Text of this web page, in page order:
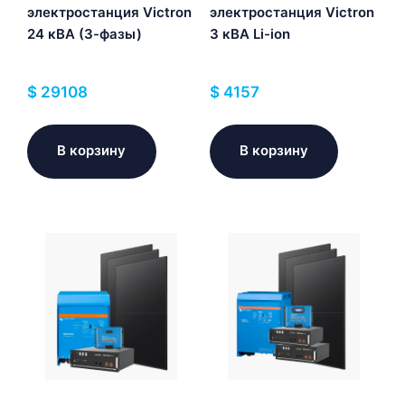
электростанция Victron
24 кВА (3-фазы)
$ 29108
В корзину
электростанция Victron
3 кВА Li-ion
$4157
В корзину